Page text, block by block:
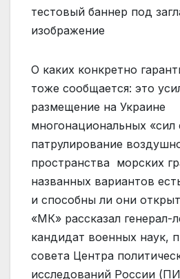
тестовый баннер под
изображение
О каких конкретно
тоже сообщается: это
размещение на Украине
многонациональных «сил
патрулирование
пространства морских
названных вариантов
и способны ли они
«МК» рассказал генерал-
кандидат военных наук,
совета Центра
исследований России